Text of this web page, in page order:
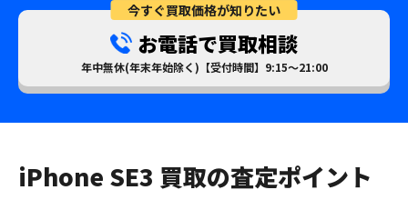
今すぐ買取価格が知りたい
お電話で買取相談
年中無休(年末年始除く)【受付時間】9:15～21:00
iPhone SE3 買取の査定ポイント